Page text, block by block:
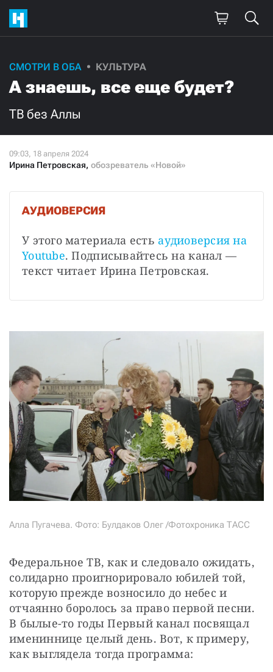
СМОТРИ В ОБА КУЛЬТУРА
А знаешь, все еще будет?
ТВ без Аллы
Ирина Петровская, обозреватель «Новой»
АУДИОВЕРСИЯ
У этого материала есть аудиоверсия на
Youtube. Подписывайтесь на канал —
текст читает Ирина Петровская.
Алла Пугачева. Фото: Булдаков Олег /Фотохроника ТАСС
Федеральное ТВ, как и следовало ожидать,
солидарно проигнорировало юбилей той,
которую прежде возносило до небес и
отчаянно боролось за право первой песни.
В былые-то годы Первый канал посвящал
имениннице целый день. Вот, к примеру,
как выглядела тогда программа:
Поддержите
нашу работу!
Ежемесячно
3000
Нажимая кнопку «Стать соучастником»,
я принимаю условия и подтверждаю свое гражданство РФ
СТАТЬ СОУЧАСТНИКОМ